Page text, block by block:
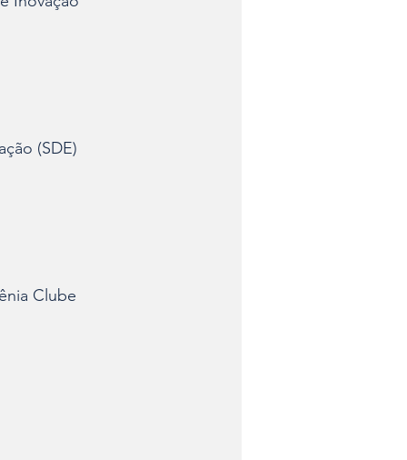
(SDE)
Clube